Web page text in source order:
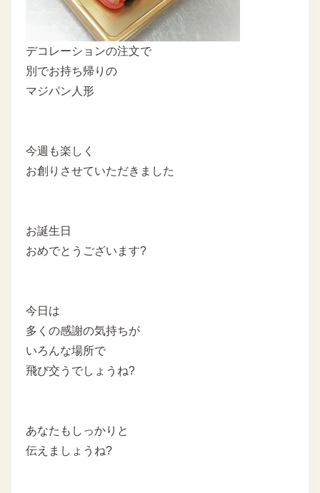
デコレーションの注文で
別でお持ち帰りの
マジパン人形
今週も楽しく
お創りさせていただきました
お誕生日
おめでとうございます?
今日は
多くの感謝の気持ちが
いろんな場所で
飛び交うでしょうね?
あなたもしっかりと
伝えましょうね?